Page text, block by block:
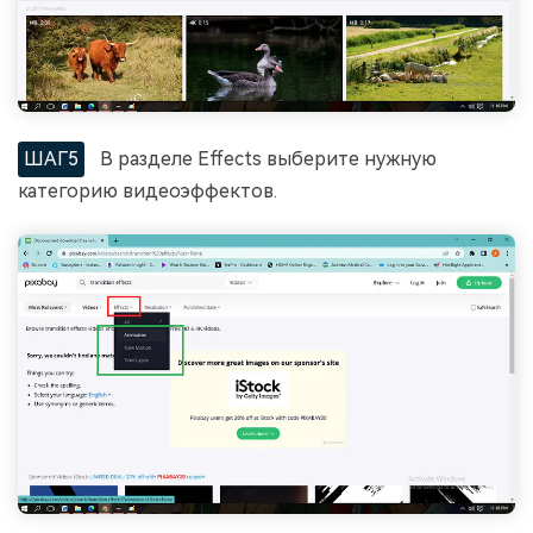
ШАГ5
В разделе Effects выберите нужную
категорию видеоэффектов.